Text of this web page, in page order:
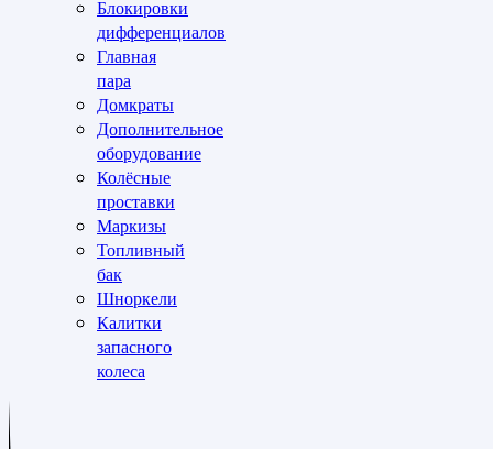
Блокировки
дифференциалов
Главная
пара
Домкраты
Дополнительное
оборудование
Колёсные
проставки
Маркизы
Топливный
бак
Шноркели
Калитки
запасного
колеса